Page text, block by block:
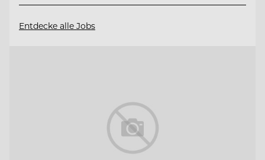
Entdecke alle Jobs